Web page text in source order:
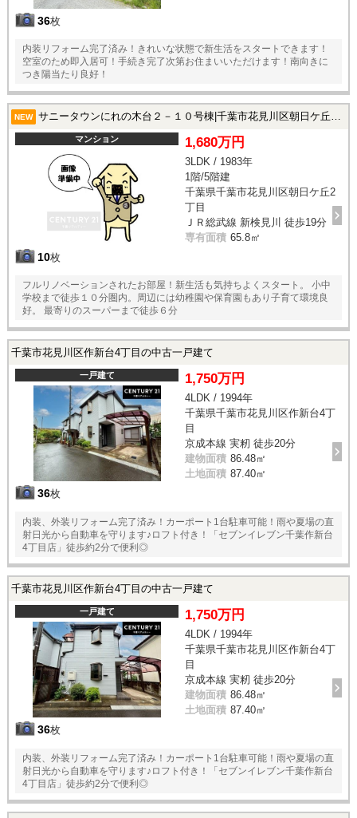
36枚
内装リフォーム完了済み！きれいな状態で新生活をスタートできます！
空室のため即入居可！手続き完了次第お住まいいただけます！南向きに
つき陽当たり良好！
NEW サニータウンにれの木台２－１０号棟|千葉市花見川区朝日ケ丘2丁目の中古マンション
マンション
10枚
1,680万円
3LDK / 1983年
1階/5階建
千葉県千葉市花見川区朝日ケ丘2
丁目
ＪＲ総武線 新検見川 徒歩19分
専有面積 65.8㎡
フルリノベーションされたお部屋！新生活も気持ちよくスタート。 小中
学校まで徒歩１０分圏内。周辺には幼稚園や保育園もあり子育て環境良
好。 最寄りのスーパーまで徒歩６分
千葉市花見川区作新台4丁目の中古一戸建て
一戸建て
36枚
1,750万円
4LDK / 1994年
千葉県千葉市花見川区作新台4丁
目
京成本線 実籾 徒歩20分
建物面積 86.48㎡
土地面積 87.40㎡
内装、外装リフォーム完了済み！カーポート1台駐車可能！雨や夏場の直
射日光から自動車を守ります♪ロフト付き！「セブンイレブン千葉作新台
4丁目店」徒歩約2分で便利◎
千葉市花見川区作新台4丁目の中古一戸建て
一戸建て
36枚
1,750万円
4LDK / 1994年
千葉県千葉市花見川区作新台4丁
目
京成本線 実籾 徒歩20分
建物面積 86.48㎡
土地面積 87.40㎡
内装、外装リフォーム完了済み！カーポート1台駐車可能！雨や夏場の直
射日光から自動車を守ります♪ロフト付き！「セブンイレブン千葉作新台
4丁目店」徒歩約2分で便利◎